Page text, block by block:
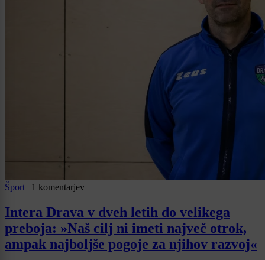
Šport | 1 komentarjev
Intera Drava v dveh letih do velikega
preboja: »Naš cilj ni imeti največ otrok,
ampak najboljše pogoje za njihov razvoj«